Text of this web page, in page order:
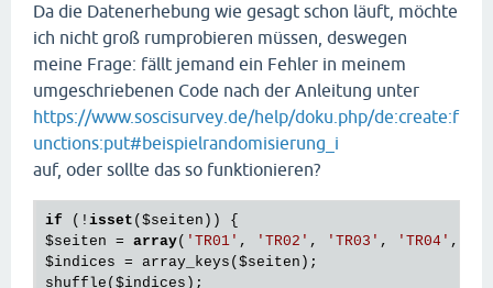
Da die Datenerhebung wie gesagt schon läuft, möchte
ich nicht groß rumprobieren müssen, deswegen
meine Frage: fällt jemand ein Fehler in meinem
umgeschriebenen Code nach der Anleitung unter
https://www.soscisurvey.de/help/doku.php/de:create:f
unctions:put#beispielrandomisierung_i
auf, oder sollte das so funktionieren?
if (! isset ( $seiten
$seiten = array( 'TR01' , 'TR02' , 'TR03' , 'TR04' ,
$indices = array_keys( $seiten );
shuffle( $indices